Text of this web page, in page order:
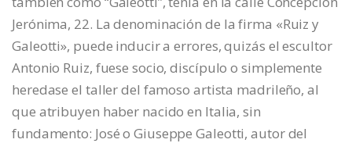
Jerónima, 22. La denominación de la firma «Ruiz y
Galeotti», puede inducir a errores, quizás el escultor
Antonio Ruiz, fuese socio, discípulo o simplemente
heredase el taller del famoso artista madrileño, al
que atribuyen haber nacido en Italia, sin
fundamento: José o Giuseppe Galeotti, autor del